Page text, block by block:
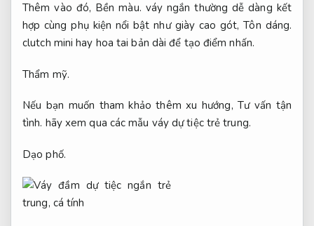
Thêm vào đó, Bền màu. váy ngắn thường dễ dàng kết
hợp cùng phụ kiện nổi bật như giày cao gót,Tôn dáng.
clutch mini hay hoa tai bản dài để tạo điểm nhấn.
Thẩm mỹ.
Nếu bạn muốn tham khảo thêm xu hướng,Tư vấn tận
tình. hãy xem qua các mẫu váy dự tiệc trẻ trung.
Dạo phố.